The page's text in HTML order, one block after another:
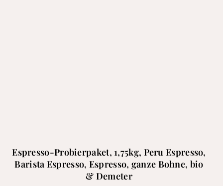
Espresso-Probierpaket, 1,75kg, Peru Espresso,
Barista Espresso, Espresso, ganze Bohne, bio
& Demeter